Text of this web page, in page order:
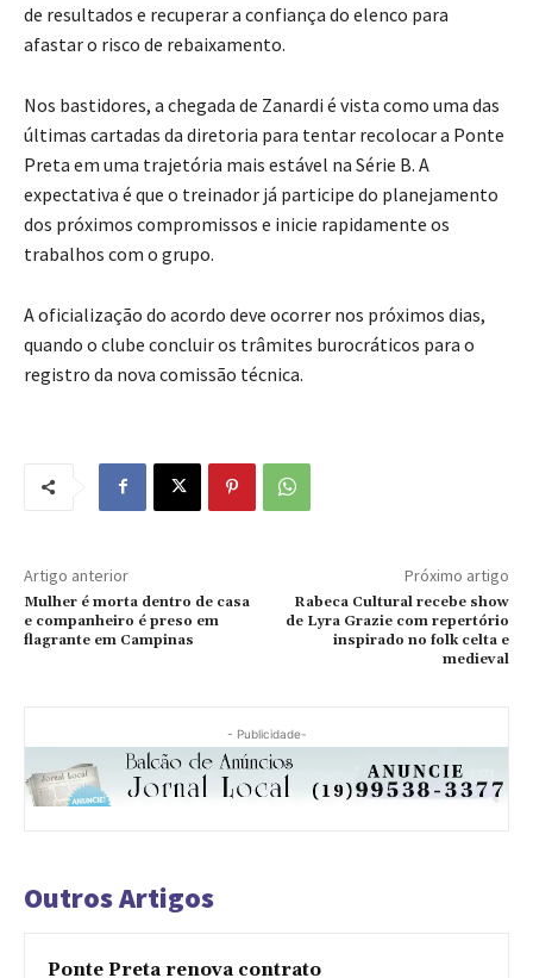
de resultados e recuperar a confiança do elenco para
afastar o risco de rebaixamento.
Nos bastidores, a chegada de Zanardi é vista como uma das
últimas cartadas da diretoria para tentar recolocar a Ponte
Preta em uma trajetória mais estável na Série B. A
expectativa é que o treinador já participe do planejamento
dos próximos compromissos e inicie rapidamente os
trabalhos com o grupo.
A oficialização do acordo deve ocorrer nos próximos dias,
quando o clube concluir os trâmites burocráticos para o
registro da nova comissão técnica.
Artigo anterior
Mulher é morta dentro de casa
e companheiro é preso em
flagrante em Campinas
Próximo artigo
Rabeca Cultural recebe show
de Lyra Grazie com repertório
inspirado no folk celta e
medieval
- Publicidade-
Outros Artigos
Ponte Preta renova contrato